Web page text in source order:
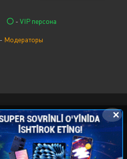
- VIP персона
- Модераторы
Права на фильмы
Все фильмы представлены
Любой фильмбудет удален
✕